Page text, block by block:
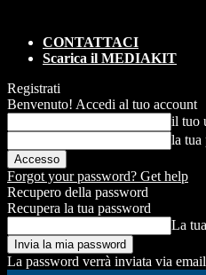
CONTATTACI
Scarica il MEDIAKIT
Registrati
Benvenuto! Accedi al tuo account
il tuo
la tua
Forgot your password? Get help
Recupero della password
Recupera la tua password
La
La password verrà inviata via